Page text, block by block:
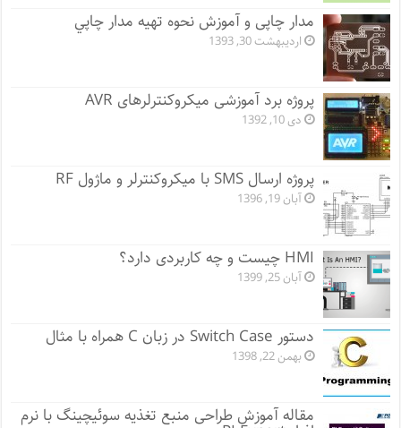
مدار چاپی و آموزش نحوه تهیه مدار چاپي
اردیبهشت 30, 1393
پروژه برد آموزشی میکروکنترلرهای AVR
دی 10, 1392
پروژه ارسال SMS با میکروکنترلر و ماژول RF
آبان 19, 1396
HMI چیست و چه کاربردی دارد؟
آبان 25, 1399
دستور Switch Case در زبان C همراه با مثال
بهمن 22, 1398
مقاله آموزش طراحی منبع تغذیه سوئیچینگ با نرم